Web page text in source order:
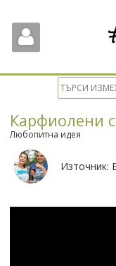
Карфиолени
Любопитна идея
Източник: